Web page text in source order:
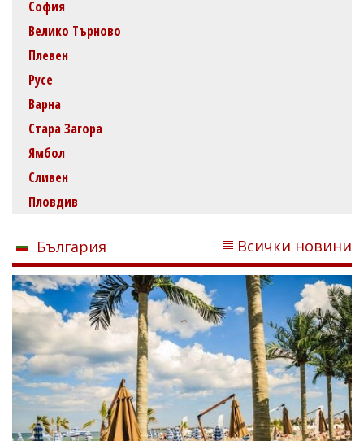
София
Велико Търново
Плевен
Русе
Варна
Стара Загора
Ямбол
Сливен
Пловдив
България Всички новини